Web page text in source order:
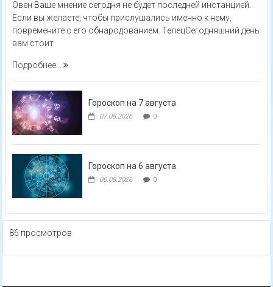
Овен Ваше мнение сегодня не будет последней инстанцией.
Если вы желаете, чтобы прислушались именно к нему,
повремените с его обнародованием. ТелецСегодняшний день
вам стоит
Подробнее...
Гороскоп на 7 августа
07.08.2026 0
Гороскоп на 6 августа
06.08.2026 0
86 просмотров